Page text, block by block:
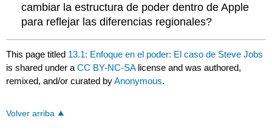
cambiar la estructura de poder dentro de Apple
para reflejar las diferencias regionales?
This page titled 13.1: Enfoque en el poder: El caso de Steve Jobs
is shared under aCC BY-NC-SA license and was authored,
remixed, and/or curated byAnonymous.
Volver arriba